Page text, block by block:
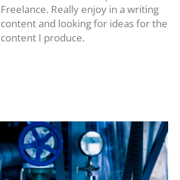
Freelance. Really enjoy in a writing
content and looking for ideas for the
content I produce.